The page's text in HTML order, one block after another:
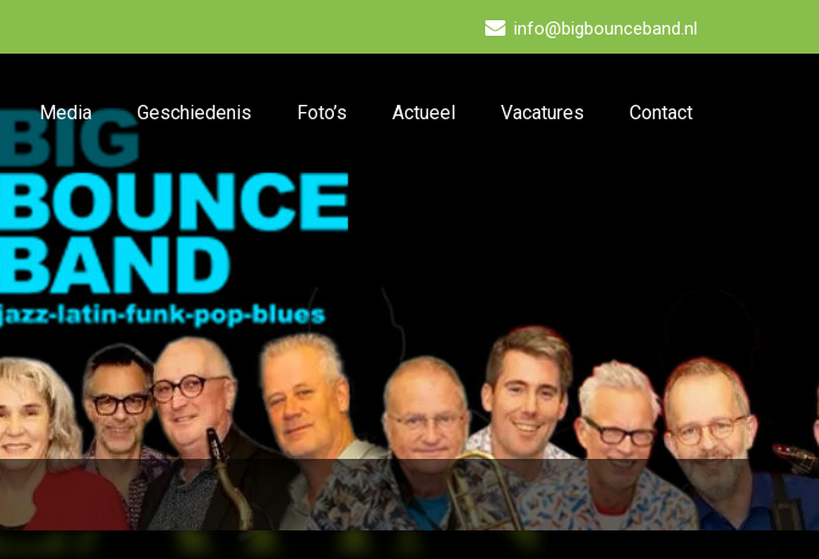
info@bigbounceband.nl
Media Geschiedenis Foto’s Actueel Vacatures Contact